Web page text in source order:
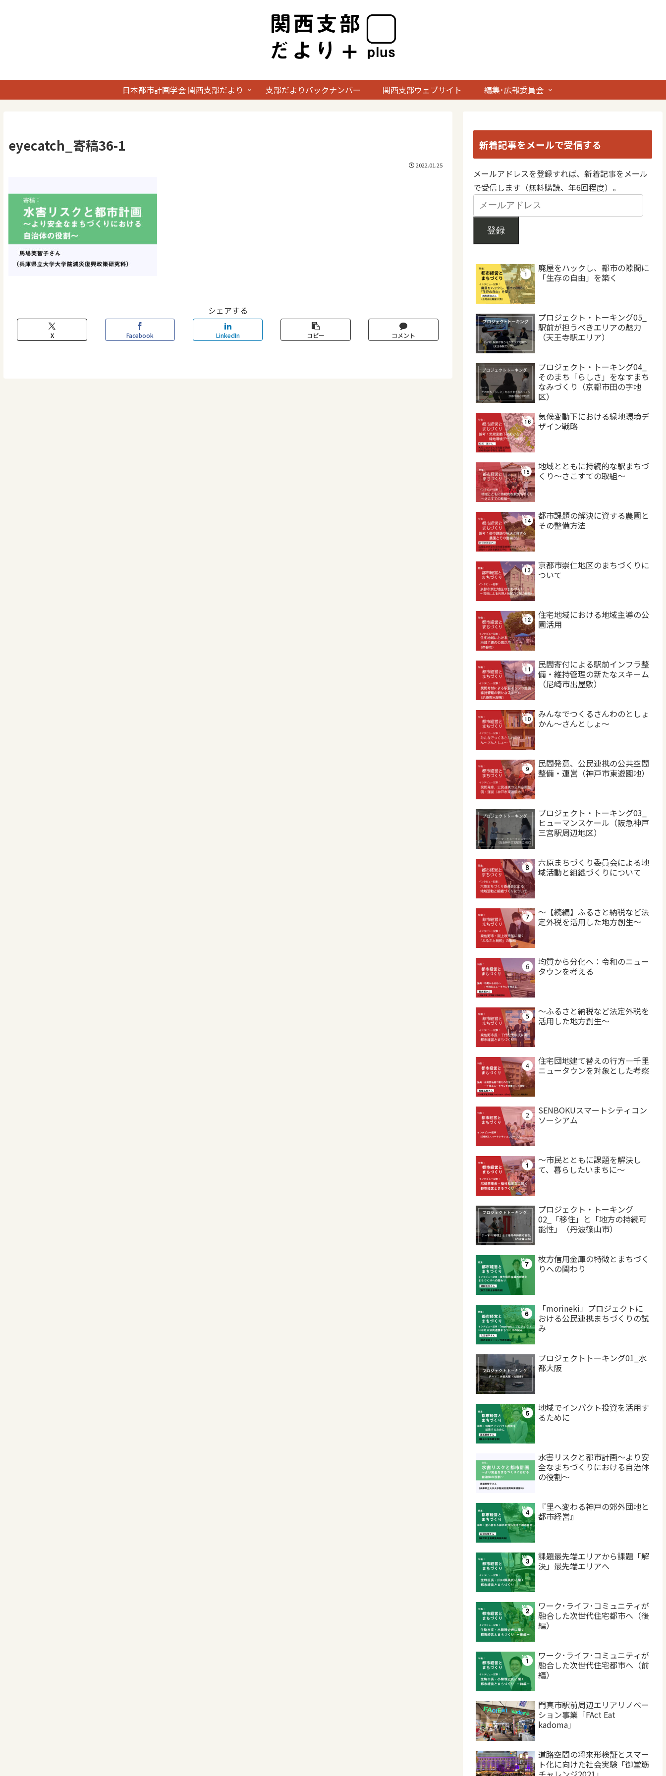
日本都市計画学会 関西支部だより 支部だよりバックナンバー 関西支部ウェブサイト 編集･広報委員会
eyecatch_寄稿36-1
2022.01.25
シェアする
X Facebook LinkedIn コピー コメント
新着記事をメールで受信する
メールアドレスを登録すれば、新着記事をメール
で受信します（無料購読、年6回程度）。
登録
廃屋をハックし、都市の隙間に
「生存の自由」を築く
プロジェクト・トーキング05_
駅前が担うべきエリアの魅力
（天王寺駅エリア）
プロジェクト・トーキング04_
そのまち「らしさ」をなすまち
なみづくり（京都市田の字地
区）
気候変動下における緑地環境デ
ザイン戦略
地域とともに持続的な駅まちづ
くり～さこすての取組～
都市課題の解決に資する農園と
その整備方法
京都市崇仁地区のまちづくりに
ついて
住宅地域における地域主導の公
園活用
民間寄付による駅前インフラ整
備・維持管理の新たなスキーム
（尼崎市出屋敷）
みんなでつくるさんわのとしょ
かん～さんとしょ～
民間発意、公民連携の公共空間
整備・運営（神戸市東遊園地）
プロジェクト・トーキング03_
ヒューマンスケール（阪急神戸
三宮駅周辺地区）
六原まちづくり委員会による地
域活動と組織づくりについて
～【続編】ふるさと納税など法
定外税を活用した地方創生～
均質から分化へ：令和のニュー
タウンを考える
～ふるさと納税など法定外税を
活用した地方創生～
住宅団地建て替えの行方―千里
ニュータウンを対象とした考察
SENBOKUスマートシティコン
ソーシアム
～市民とともに課題を解決し
て、暮らしたいまちに～
プロジェクト・トーキング
02_「移住」と「地方の持続可
能性」（丹波篠山市）
枚方信用金庫の特徴とまちづく
りへの関わり
「morineki」プロジェクトに
おける公民連携まちづくりの試
み
プロジェクトトーキング01_水
都大阪
地域でインパクト投資を活用す
るために
水害リスクと都市計画～より安
全なまちづくりにおける自治体
の役割～
『里へ変わる神戸の郊外団地と
都市経営』
課題最先端エリアから課題「解
決」最先端エリアへ
ワーク･ライフ･コミュニティが
融合した次世代住宅都市へ（後
編）
ワーク･ライフ･コミュニティが
融合した次世代住宅都市へ（前
編）
門真市駅前周辺エリアリノベー
ション事業「FAct Eat
kadoma」
道路空間の将来形検証とスマー
ト化に向けた社会実験「御堂筋